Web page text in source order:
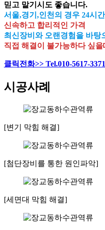
믿고 맡기시도 좋습니다.
서울,경기,인천의 경우 24시
신속하고 합리적인 가격
최신장비와 오랜경험을 바탕
직접 해결이 불가능하다 싶
클릭전화>> Tel.010-5617-3371
시공사례
[변기 막힘 해결]
[첨단장비를 통한 원인파악]
[세면대 막힘 해결]